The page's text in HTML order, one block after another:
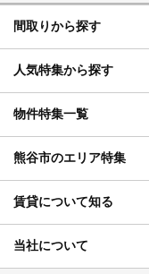
間取りから探す
人気特集から探す
物件特集一覧
熊谷市のエリア特集
賃貸について知る
当社について